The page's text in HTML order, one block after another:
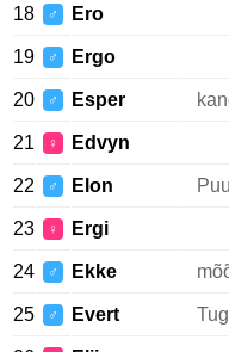
18 ♂ Ero
19 ♂ Ergo
20 ♂ Esper
21 ♀ Edvyn
22 ♂ Elon Puu
23 ♀ Ergi
24 ♂ Ekke
25 ♂ Evert